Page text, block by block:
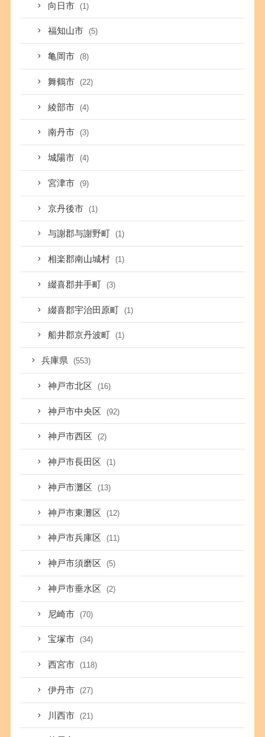
向日市 (1)
福知山市 (5)
亀岡市 (8)
舞鶴市 (22)
綾部市 (4)
南丹市 (3)
城陽市 (4)
宮津市 (9)
京丹後市 (1)
与謝郡与謝野町 (1)
相楽郡南山城村 (1)
綴喜郡井手町 (3)
綴喜郡宇治田原町 (1)
船井郡京丹波町 (1)
兵庫県 (553)
神戸市北区 (16)
神戸市中央区 (92)
神戸市西区 (2)
神戸市長田区 (1)
神戸市灘区 (13)
神戸市東灘区 (12)
神戸市兵庫区 (11)
神戸市須磨区 (5)
神戸市垂水区 (2)
尼崎市 (70)
宝塚市 (34)
西宮市 (118)
伊丹市 (27)
川西市 (21)